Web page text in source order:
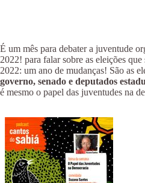
É um mês para debater a juventude
2022! para falar sobre as eleições
2022: um ano de mudanças! São as
governo, senado e deputados
é mesmo o papel das juventudes na